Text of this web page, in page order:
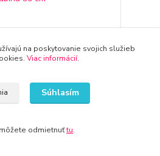
Deante polkruhová pravá
na poskytovanie svojich služieb
Viac informácií.
Súhlasím
odmietnuťtu.